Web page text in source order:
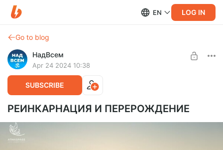
EN LOG IN
Go to blog
НадВсем
Apr 24 2024 10:38
SUBSCRIBE
РЕИНКАРНАЦИЯ И ПЕРЕРОЖДЕНИЕ